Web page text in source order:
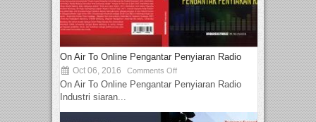
On Air To Online Pengantar Penyiaran Radio
Oct 06, 2016 Comments Off
On Air To Online Pengantar Penyiaran Radio
Industri siaran...